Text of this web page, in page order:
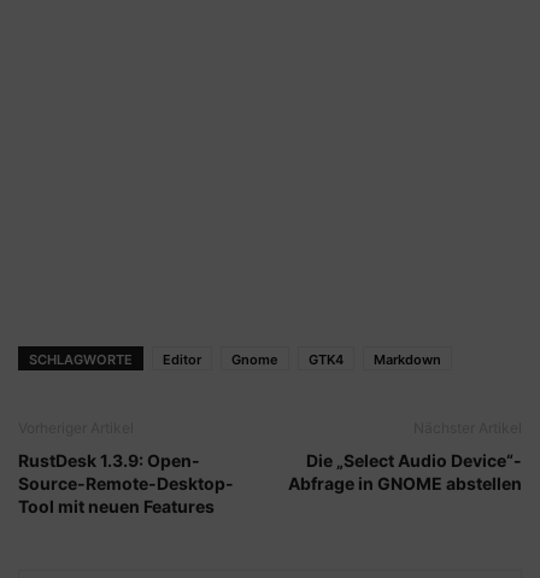
SCHLAGWORTE Editor Gnome GTK4 Markdown
RustDesk 1.3.9: Open-
Source-Remote-Desktop-
Tool mit neuen Features
Die „Select Audio Device“-
Abfrage in GNOME abstellen